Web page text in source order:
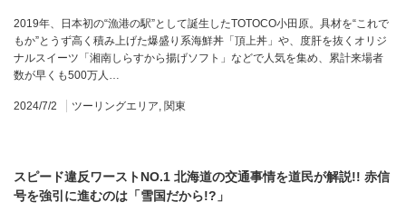
2019年、日本初の“漁港の駅”として誕生したTOTOCO小田原。具材を“これで
もか”とうず高く積み上げた爆盛り系海鮮丼「頂上丼」や、度肝を抜くオリジ
ナルスイーツ「湘南しらすから揚げソフト」などで人気を集め、累計来場者
数が早くも500万人…
2024/7/2 ツーリングエリア, 関東
スピード違反ワーストNO.1 北海道の交通事情を道民が解説!! 赤信
号を強引に進むのは「雪国だから!?」